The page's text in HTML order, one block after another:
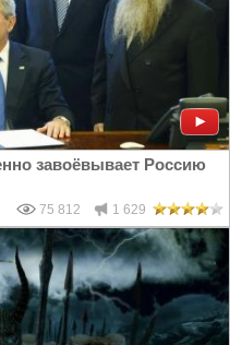
завоёвывает Россию
75 812 1 629